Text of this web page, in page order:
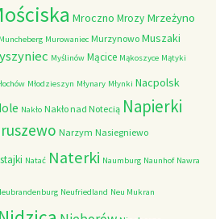
Mroczno Mrozy Mrzeżyno
Muncheberg Murowaniec Murzynowo Muszaki
Myślinów Mącice Mąkoszyce Mątyki
Młodzieszyn Młynary Młynki Nacpolsk
Nakło Nakło nad Notecią Napierki
Narzym Nasiegniewo
Natać Naterki Naumburg Naunhof Nawra
Neufriedland Neu Mukran